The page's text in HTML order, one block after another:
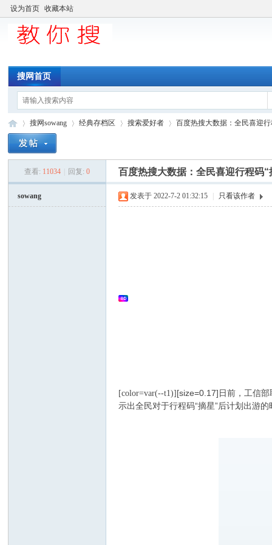
设为首页 收藏本站
搜网首页
搜网sowang
›
经典存档区 搜索爱好者
›
百度热搜大数据：全民喜迎
查看: 11034 回复: 0 百度热搜大数据：全民喜迎行程码
sowang 发表于 2022-7-2 01:32:15 只看该作者
[color=var(--t1)] [size=0.17]日前，工信
示出全民对于行程码“摘星”后计划出游